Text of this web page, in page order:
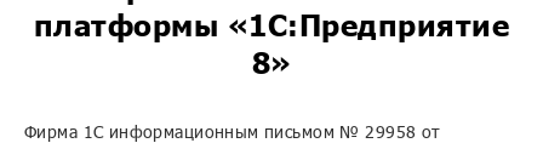
платформы «1С:Предприятие
8»
Фирма 1С информационным письмом № 29958 от